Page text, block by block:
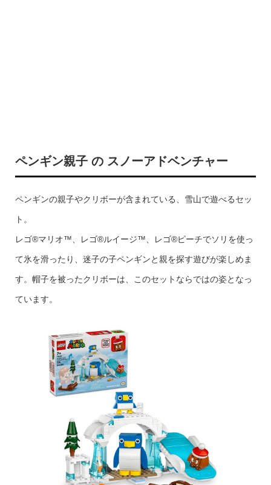
ペンギン親子 の スノーアドベンチャー
ペンギンの親子やクリボーが含まれている、雪山で遊べるセッ
ト。
レゴ®マリオ™、レゴ®ルイージ™、レゴ®ピーチでソリを使っ
て氷を滑ったり、迷子の子ペンギンと親を探す遊びが楽しめま
す。帽子を被ったクリボーは、このセットならではの姿となっ
ています。